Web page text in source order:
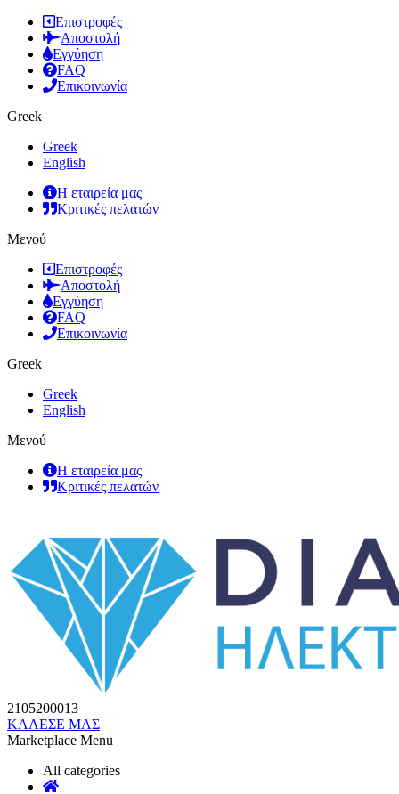
Επιστροφές
Αποστολή
Εγγύηση
FAQ
Επικοινωνία
Greek
Greek
English
Η εταιρεία μας
Κριτικές πελατών
Μενού
Επιστροφές
Αποστολή
Εγγύηση
FAQ
Επικοινωνία
Greek
Greek
English
Μενού
Η εταιρεία μας
Κριτικές πελατών
2105200013
ΚΑΛΕΣΕ ΜΑΣ
Marketplace Menu
All categories